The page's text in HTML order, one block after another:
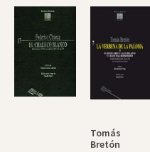
Tomás
Bretón